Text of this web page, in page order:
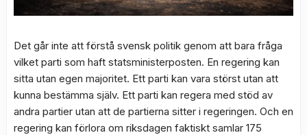
Det går inte att förstå svensk politik genom att bara fråga
vilket parti som haft statsministerposten. En regering kan
sitta utan egen majoritet. Ett parti kan vara störst utan att
kunna bestämma själv. Ett parti kan regera med stöd av
andra partier utan att de partierna sitter i regeringen. Och en
regering kan förlora om riksdagen faktiskt samlar 175